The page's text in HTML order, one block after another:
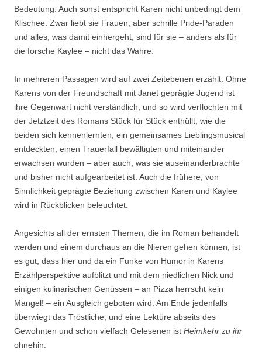
Bedeutung. Auch sonst entspricht Karen nicht unbedingt dem
Klischee: Zwar liebt sie Frauen, aber schrille Pride-Paraden
und alles, was damit einhergeht, sind für sie – anders als für
die forsche Kaylee – nicht das Wahre.
In mehreren Passagen wird auf zwei Zeitebenen erzählt: Ohne
Karens von der Freundschaft mit Janet geprägte Jugend ist
ihre Gegenwart nicht verständlich, und so wird verflochten mit
der Jetztzeit des Romans Stück für Stück enthüllt, wie die
beiden sich kennenlernten, ein gemeinsames Lieblingsmusical
entdeckten, einen Trauerfall bewältigten und miteinander
erwachsen wurden – aber auch, was sie auseinanderbrachte
und bisher nicht aufgearbeitet ist. Auch die frühere, von
Sinnlichkeit geprägte Beziehung zwischen Karen und Kaylee
wird in Rückblicken beleuchtet.
Angesichts all der ernsten Themen, die im Roman behandelt
werden und einem durchaus an die Nieren gehen können, ist
es gut, dass hier und da ein Funke von Humor in Karens
Erzählperspektive aufblitzt und mit dem niedlichen Nick und
einigen kulinarischen Genüssen – an Pizza herrscht kein
Mangel! – ein Ausgleich geboten wird. Am Ende jedenfalls
überwiegt das Tröstliche, und eine Lektüre abseits des
Gewohnten und schon vielfach Gelesenen ist Heimkehr zu ihr
ohnehin.